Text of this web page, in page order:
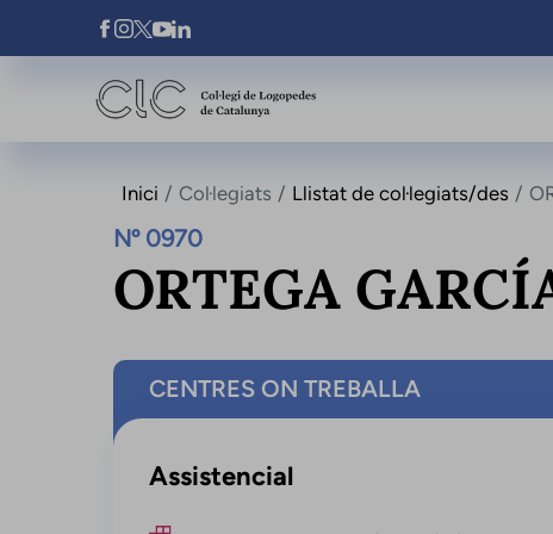
Vés al contingut
Xarxes Socials
Inici Col·legiats Llistat de col·legiats/des
Nº 0970
ORTEGA
CENTRES ON TREBALLA
Assistencial